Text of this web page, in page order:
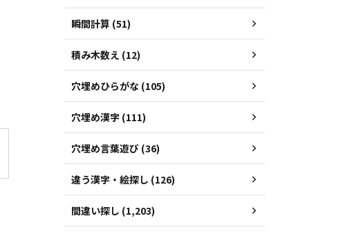
瞬間計算 (51)
積み木数え (12)
穴埋めひらがな (105)
穴埋め漢字 (111)
穴埋め言葉遊び (36)
違う漢字・絵探し (126)
間違い探し (1,203)